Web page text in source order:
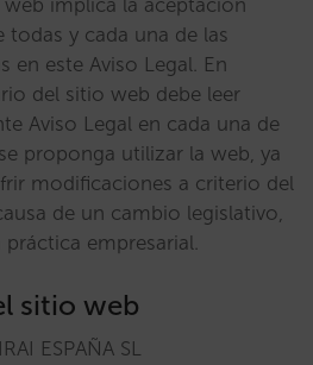
implica la aceptación
todas y cada una de las
en este Aviso Legal. En
del sitio web debe leer
Aviso Legal en cada una de
proponga utilizar la web, ya
modificaciones a criterio del
de un cambio legislativo,
empresarial.
sitio web
ESPAÑA SL